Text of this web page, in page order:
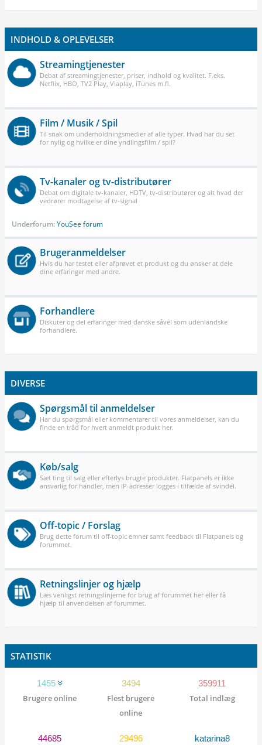
INDHOLD & OPLEVELSER
Streamingtjenester
Debat af streamingtjenester, priser, indhold og kvalitet. F.eks.
Netflix, HBO, TV2 Play, Viaplay, iTunes m.fl.
Film / Musik / Spil
Til snak om underholdningsmedier af alle typer. Hvad har du set
for nylig og hvilke er dine yndlingsfilm / spil?
Tv-kanaler og tv-distributører
Debat om digitale tv-kanaler, HDTV, tv-distributører og alt hvad der
vedrører modtagelse af tv-signal
Underforum:YouSee forum
Brugeranmeldelser
Hvis du har testet eller afprøvet et produkt og du ønsker at dele
dine erfaringer med andre.
Forhandlere
Diskuter og del erfaringer med danske såvel som udenlandske
forhandlere.
DIVERSE
Spørgsmål til anmeldelser
Har du spørgsmål eller kommentarer til vores anmeldelser, kan du
finde en tråd for hvert anmeldt produkt her.
Køb/salg
Sæt ting til salg eller efterlys brugte produkter. Flatpanels er ikke
ansvarlig for handler, men IP-adresser logges i tilfælde af svindel.
Off-topic / Forslag
Brug dette forum til off-topic emner samt feedback til Flatpanels og
forummet.
Retningslinjer og hjælp
Læs venligst retningslinjerne for brug af forummet her eller få
hjælp til anvendelsen af forummet.
STATISTIK
1455
Brugere online
3494
Flest brugere
online
359911
Total indlæg
44685 29496 katarina8